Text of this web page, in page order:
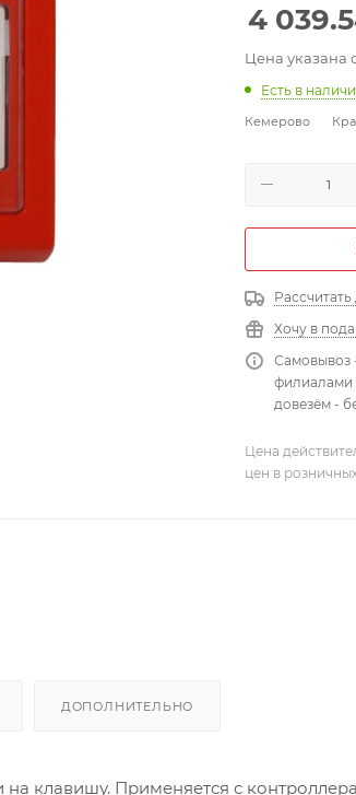
4
Цена указана
Есть в
Кемерово
Рассчитать
Хочу в
Самовывоз
филиалами
довезём -
Цена
цен в
ДОПОЛНИТЕЛЬНО
клавишу. Применяется с